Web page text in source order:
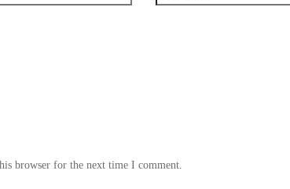
browser for the next time I comment.